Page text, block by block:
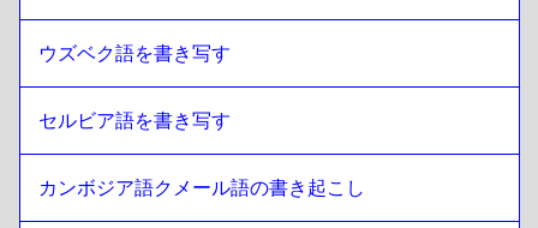
ウズベク語を書き写す
セルビア語を書き写す
カンボジア語クメール語の書き起こし